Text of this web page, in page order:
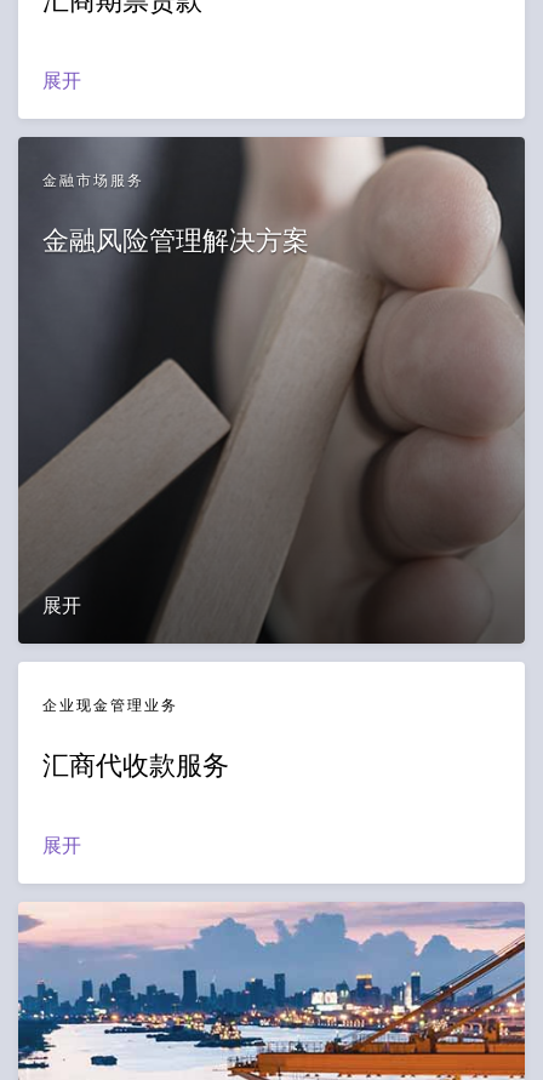
展开
金融市场服务
金融风险管理解决方案
展开
企业现金管理业务
汇商代收款服务
展开